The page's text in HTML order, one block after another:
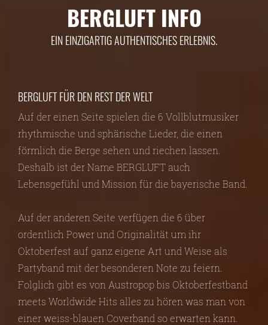
BERGLUFT INFO
EIN EINZIGARTIG AUTHENTISCHES ERLEBNIS.
BERGLUFT FÜR DEN REST DER WELT
Auf der einen Seite spielen die 6 Vollblutmusiker
rhythmische und sphärische Lieder, die einen
förmlich die Berge sehen und riechen lassen.
Deshalb ist der Name BERGLUFT auch
Lebensgefühl und Mission für die bayerische Band.
Auf der anderen Seite verfügen die 6 über
ordentlich Power und Originalität um ihr
Oktoberfest auf ganz eigene Art und Weise als
Partyband mit der besonderen Note zu feiern.
Folglich gibt es von Austropop bis Oktoberfestband
meets Worldwide Hits alles zu hören was man von
einer weiss-blauen Coverband so erwarten kann.